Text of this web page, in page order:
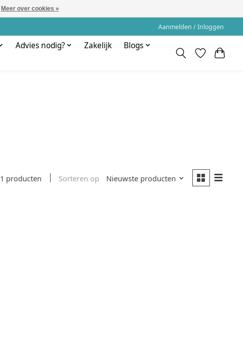
Aanmelden / Inloggen
Advies nodig? Zakelijk
Blogs
1 producten Sorteren op Nieuwste producten
Meer over cookies »